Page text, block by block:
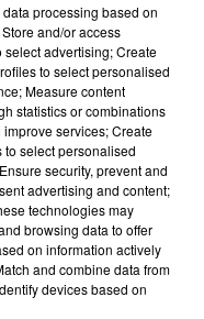
DU 09/04/25
processing based on
and/or access
advertising; Create
to select personalised
Measure content
statistics or combinations
services; Create
select personalised
security, prevent and
advertising and content;
technologies may
browsing data to offer
on information actively
and combine data from
devices based on